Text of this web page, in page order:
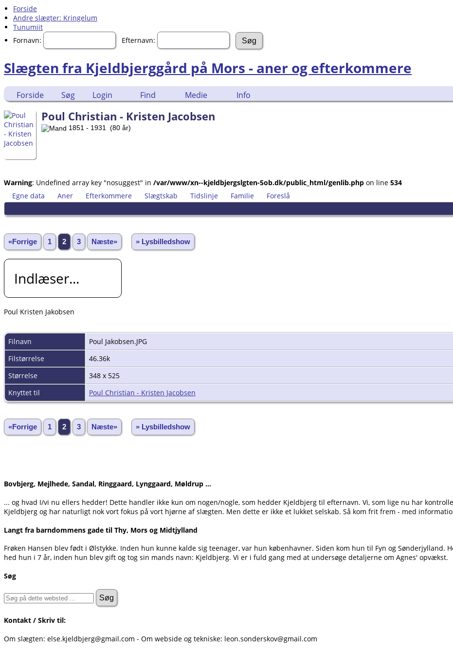
Forside
Andre slægter: Kringelum
Tunumiit
Fornavn:
Efternavn:
Slægten fra Kjeldbjerggård på Mors - aner og efterkommere
Forside Søg Login Find Medie Info
Poul Christian - Kristen Jacobsen
1851 - 1931 (80 år)
Warning: Undefined array key "nosuggest" in /var/www/xn--kjeldbjergslgten-5ob.dk/public_html/genlib.php on line 534
Egne data
Aner Efterkommere Slægtskab Tidslinje Familie Foreslå
«Forrige 1 2 3 Næste» » Lysbilledshow
Indlæser...
Poul Kristen Jakobsen
Filnavn
Poul Jakobsen.JPG
Filstørrelse
46.36k
Størrelse
348 x 525
Knyttet til
Poul Christian - Kristen Jacobsen
«Forrige 1 2 3 Næste» » Lysbilledshow
Bovbjerg, Mejlhede, Sandal, Ringgaard, Lynggaard, Møldrup ...
... og hvad I/vi nu ellers hedder! Dette handler ikke kun om nogen/nogle, som hedder Kjeldbjerg til efternavn. Vi, som lige nu har
Kjeldbjerg og har naturligt nok vort fokus på vort hjørne af slægten. Men dette er ikke et lukket selskab. Så kom frit frem - med
Langt fra barndommens gade til Thy, Mors og Midtjylland
Frøken Hansen blev født i Ølstykke. Inden hun kunne kalde sig teenager, var hun københavner. Siden kom hun til Fyn og
hed hun i 7 år, inden hun blev gift og tog sin mands navn: Kjeldbjerg. Vi er i fuld gang med at undersøge detaljerne om Agnes' opvækst.
Søg
Kontakt / Skriv til:
Om slægten: else.kjeldbjerg@gmail.com - Om webside og tekniske: leon.sonderskov@gmail.com